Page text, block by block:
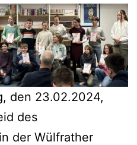
den 23.02.2024,
des
der Wülfrather